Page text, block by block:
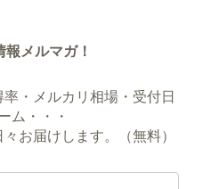
メルマガ！
・メルカリ相場・受付日
ム・・・
お届けします。（無料）